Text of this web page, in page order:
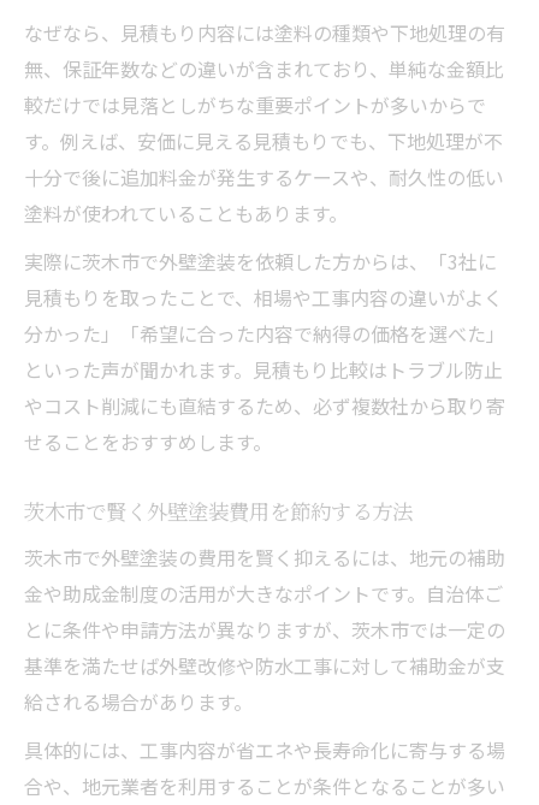
なぜなら、見積もり内容には塗料の種類や下地処理の有
無、保証年数などの違いが含まれており、単純な金額比
較だけでは見落としがちな重要ポイントが多いからで
す。例えば、安価に見える見積もりでも、下地処理が不
十分で後に追加料金が発生するケースや、耐久性の低い
塗料が使われていることもあります。
実際に茨木市で外壁塗装を依頼した方からは、「3社に
見積もりを取ったことで、相場や工事内容の違いがよく
分かった」「希望に合った内容で納得の価格を選べた」
といった声が聞かれます。見積もり比較はトラブル防止
やコスト削減にも直結するため、必ず複数社から取り寄
せることをおすすめします。
茨木市で賢く外壁塗装費用を節約する方法
茨木市で外壁塗装の費用を賢く抑えるには、地元の補助
金や助成金制度の活用が大きなポイントです。自治体ご
とに条件や申請方法が異なりますが、茨木市では一定の
基準を満たせば外壁改修や防水工事に対して補助金が支
給される場合があります。
具体的には、工事内容が省エネや長寿命化に寄与する場
合や、地元業者を利用することが条件となることが多い